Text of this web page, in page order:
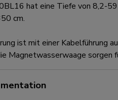
hat eine Tiefe von 8,2-
cm.
ist mit einer Kabelführung
Magnetwasserwaage sorgen